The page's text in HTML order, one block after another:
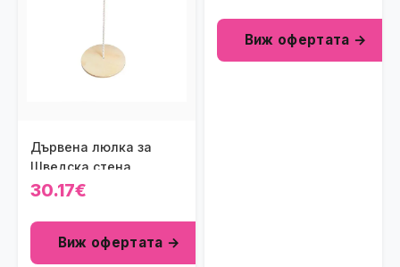
Дървена люлка за
Шведска стена
30.17€
Виж офертата →
Виж офертата →